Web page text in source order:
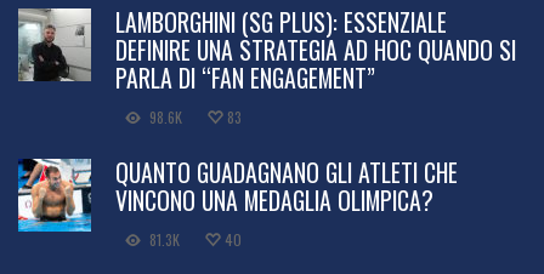
LAMBORGHINI (SG PLUS): ESSENZIALE
DEFINIRE UNA STRATEGIA AD HOC QUANDO SI
PARLA DI “FAN ENGAGEMENT”
98.6K 83
QUANTO GUADAGNANO GLI ATLETI CHE
VINCONO UNA MEDAGLIA OLIMPICA?
81.3K 40